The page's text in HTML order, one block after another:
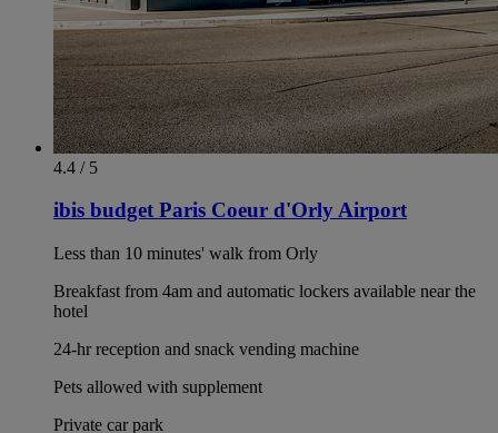
4.4 / 5
ibis budget Paris Coeur d'Orly Airport
Less than 10 minutes' walk from Orly
Breakfast from 4am and automatic lockers available near the
hotel
24-hr reception and snack vending machine
Pets allowed with supplement
Private car park